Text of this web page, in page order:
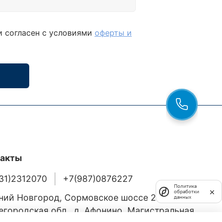
с условиями оферты и
+7(987)0876227
Новгород, Сормовское шоссе 24/36
обл., д. Афонино, Магистральная
Политика
обработки
данных